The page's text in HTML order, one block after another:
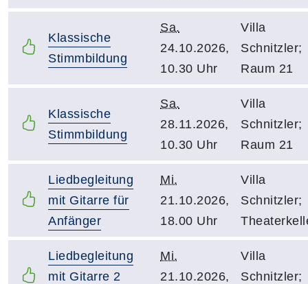
Klassische
Stimmbildung
Sa.
24.10.2026,
10.30 Uhr
Villa
Schnitzler;
Raum 21
Klassische
Stimmbildung
Sa.
28.11.2026,
10.30 Uhr
Villa
Schnitzler;
Raum 21
Liedbegleitung
mit Gitarre für
Anfänger
Mi.
21.10.2026,
18.00 Uhr
Villa
Schnitzler;
Liedbegleitung
mit Gitarre 2
Mi.
21.10.2026,
Villa
Schnitzler;